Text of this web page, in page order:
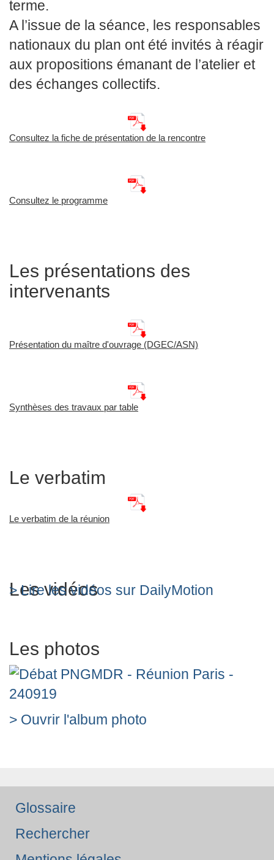
terme.
A l’issue de la séance, les responsables
nationaux du plan ont été invités à réagir
aux propositions émanant de l’atelier et
des échanges collectifs.
Consultez la fiche de présentation de la rencontre
Consultez le programme
Les présentations des
intervenants
Présentation du maître d'ouvrage (DGEC/ASN)
Synthèses des travaux par table
Le verbatim
Le verbatim de la réunion
Les vidéos
> Lire les vidéos sur DailyMotion
Les photos
> Ouvrir l'album photo
Glossaire
Rechercher